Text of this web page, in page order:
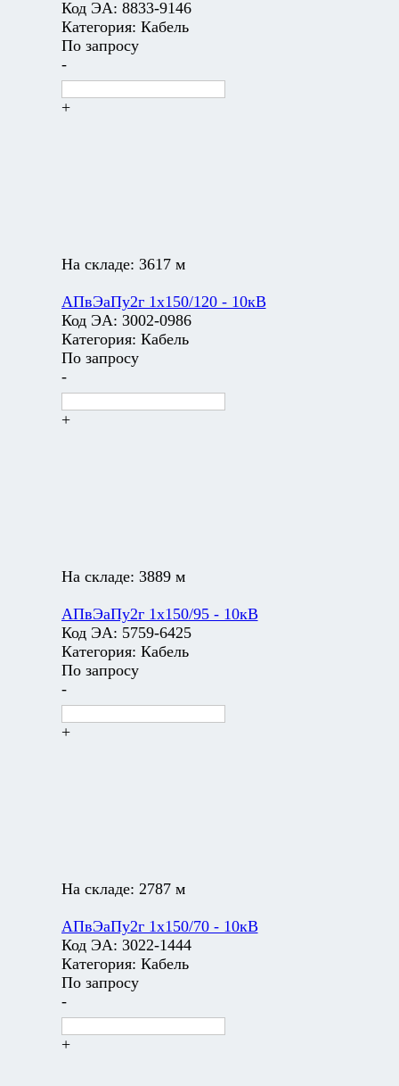
Код ЭА: 8833-9146
Категория: Кабель
По запросу
-
+
На складе: 3617 м
АПвЭаПу2г 1х150/120 - 10кВ
Код ЭА: 3002-0986
Категория: Кабель
По запросу
-
+
На складе: 3889 м
АПвЭаПу2г 1х150/95 - 10кВ
Код ЭА: 5759-6425
Категория: Кабель
По запросу
-
+
На складе: 2787 м
АПвЭаПу2г 1х150/70 - 10кВ
Код ЭА: 3022-1444
Категория: Кабель
По запросу
-
+